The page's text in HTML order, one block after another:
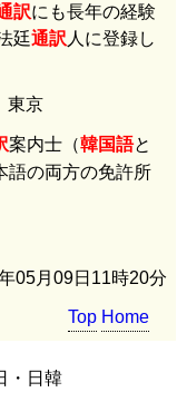
訳にも長年の経験
廷通訳 人に登録し
東京
案内士（韓国語と
語の両方の免許所
05月09日11時20分
Top Home
・日韓